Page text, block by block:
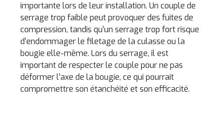
importante lors de leur installation. Un couple de
serrage trop faible peut provoquer des fuites de
compression, tandis qu’un serrage trop fort risque
d’endommager le filetage de la culasse ou la
bougie elle-même. Lors du serrage, il est
important de respecter le couple pour ne pas
déformer l’axe de la bougie, ce qui pourrait
compromettre son étanchéité et son efficacité.